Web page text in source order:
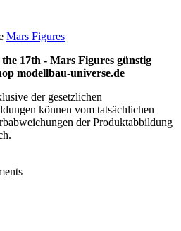
Mars Figures
17th - Mars Figures günstig
modellbau-universe.de
der gesetzlichen
können vom tatsächlichen
der Produktabbildung